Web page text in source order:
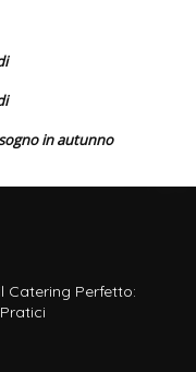
in autunno
Catering Perfetto: